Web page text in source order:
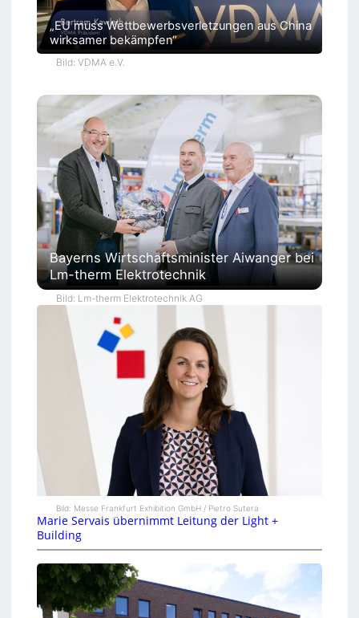
„EU muss Wettbewerbsverletzungen aus China
wirksamer bekämpfen“
Bild: VDMA e.V.
Bayerns Wirtschaftsminister Aiwanger bei
Lm-therm Elektrotechnik
Bild: Lm-therm Elektrotechnik AG
Bild: Messe Frankfurt Exhibition GmbH / Pietro Sutera
Marie Servais übernimmt Leitung der Light +
Building